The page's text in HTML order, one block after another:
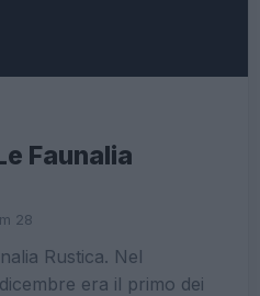
Faunalia
28
Rustica. Nel
era il primo dei